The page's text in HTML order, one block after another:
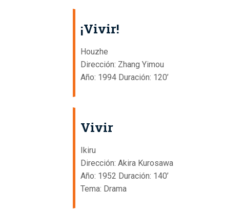
¡Vivir!
Houzhe
Dirección: Zhang Yimou
Año: 1994 Duración: 120’
Vivir
Ikiru
Dirección: Akira Kurosawa
Año: 1952 Duración: 140’
Tema: Drama